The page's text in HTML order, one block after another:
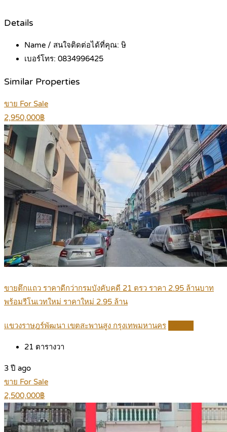
Details
Name / สนใจติดต่อได้ที่คุณ: ษิ
เบอร์โทร: 0834996425
Similar Properties
ขาย For Sale
2,950,000฿
ขายตึกแถว ราคาดีกว่ากรมบังคับคดี 21 ตรว ราคา 2.95 ล้านบาท
พร้อมรีโนเวทใหม่ ราคาใหม่ 2.95 ล้าน
แขวงราษฎร์พัฒนา เขตสะพานสูง กรุงเทพมหานคร
21 ตารางวา
3 ปี ago
ขาย For Sale
2,500,000฿